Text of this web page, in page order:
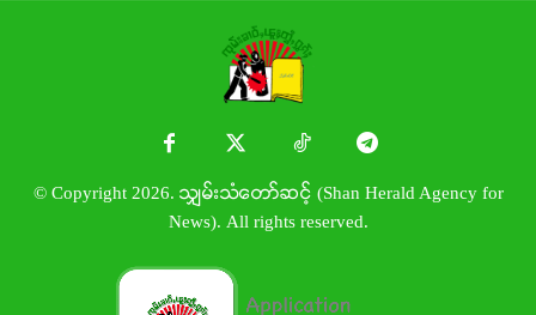
© Copyright 2026. သျှမ်းသံတော်ဆင့် (Shan Herald Agency for
News). All rights reserved.